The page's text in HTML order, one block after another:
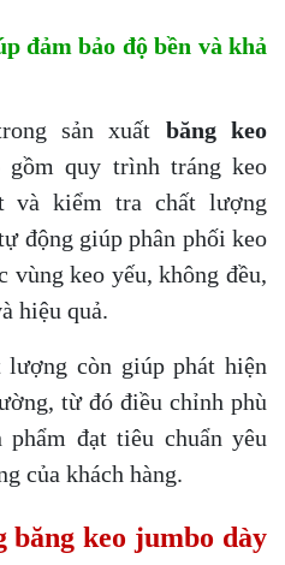
đảm bảo độ bền và khả
sản xuất băng keo
quy trình tráng keo
và kiểm tra chất lượng
động giúp phân phối keo
vùng keo yếu, không đều,
hiệu quả.
còn giúp phát hiện
từ đó điều chỉnh phù
đạt tiêu chuẩn yêu
của khách hàng.
keo jumbo dày